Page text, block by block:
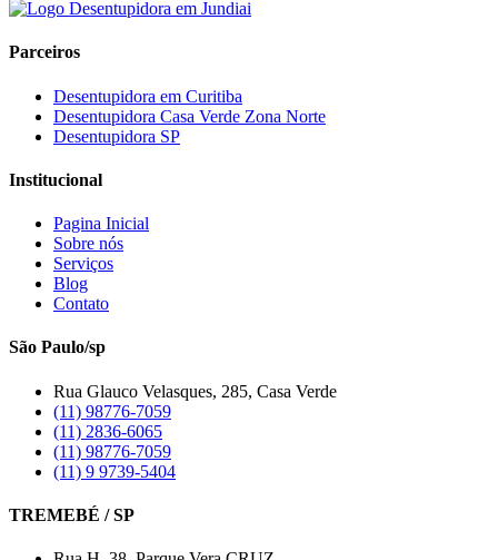
Parceiros
Desentupidora em Curitiba
Desentupidora Casa Verde Zona Norte
Desentupidora SP
Institucional
Pagina Inicial
Sobre nós
Serviços
Blog
Contato
São Paulo/sp
Rua Glauco Velasques, 285, Casa Verde
(11) 98776-7059
(11) 2836-6065
(11) 98776-7059
(11) 9 9739-5404
TREMEBÉ / SP